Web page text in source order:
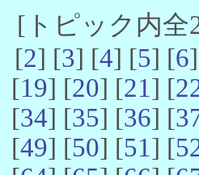
[トピック内全
[2] [3] [4] [5] [6
[19] [20] [21] [
[34] [35] [36] [
[49] [50] [51] [